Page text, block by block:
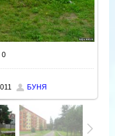
800x600
0
БУНЯ